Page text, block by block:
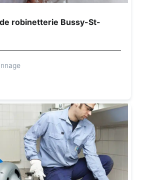
robinetterie Bussy-St-